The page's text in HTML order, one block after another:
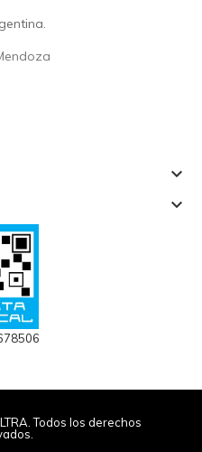
keyboard_arrow_down
keyboard_arrow_down
Todos los derechos